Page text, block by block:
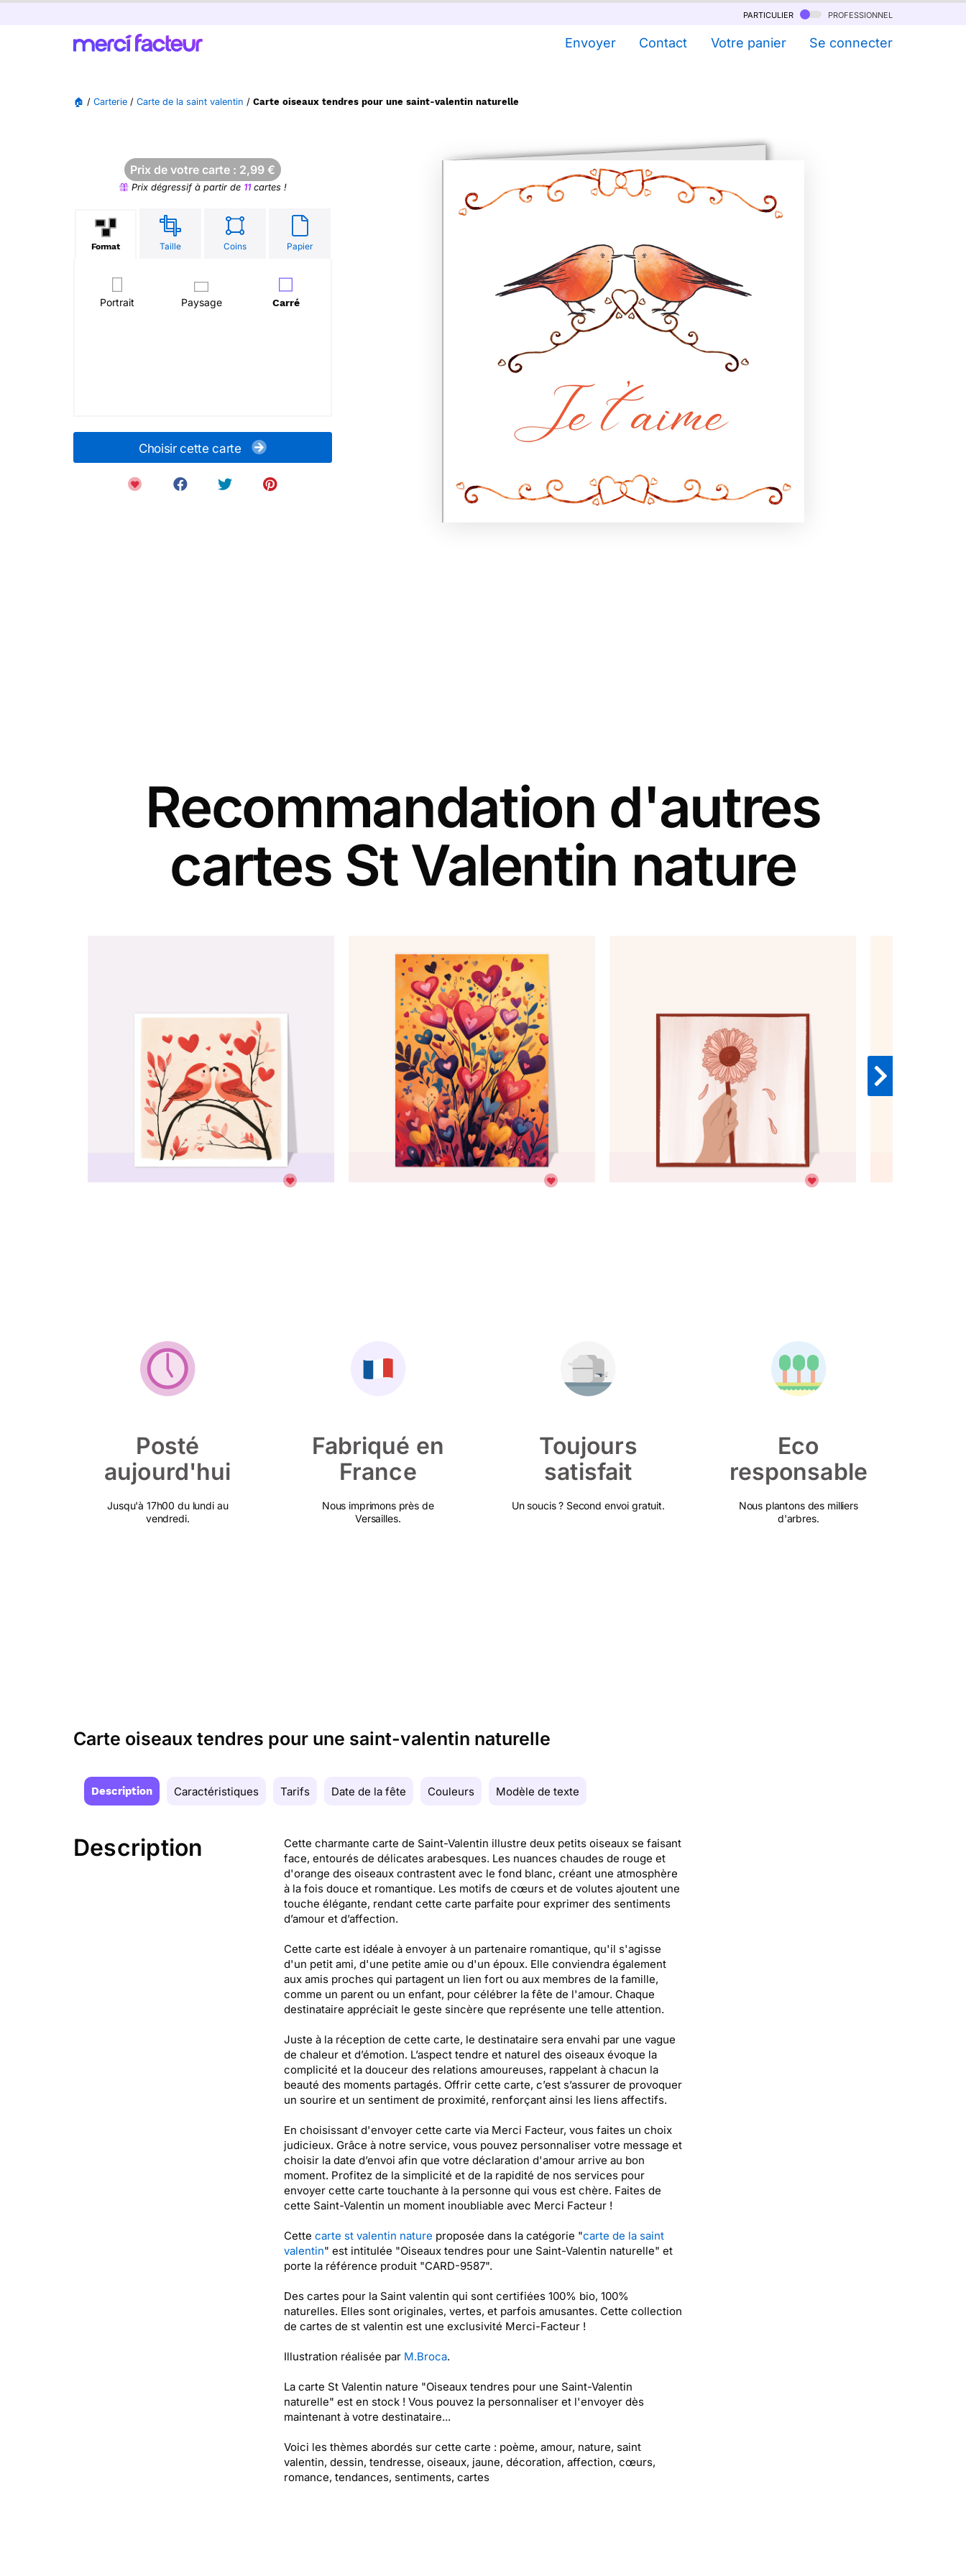
particulier professionnel
Envoyer Contact Votre panier Se connecter
🏠 / Carterie / Carte de la saint valentin / Carte oiseaux tendres pour une saint-valentin naturelle
Prix de votre carte : 2,99 €
Prix dégressif à partir de 11cartes !
Format Taille Coins Papier
Portrait Paysage Carré
Choisir cette carte
Recommandation d'autres
cartes St Valentin nature
Posté
aujourd'hui
Jusqu'à 17h00 du lundi au
vendredi.
Fabriqué en
France
Nous imprimons près de
Versailles.
Toujours
satisfait
Un soucis ? Second envoi gratuit.
Eco
responsable
Nous plantons des milliers
d'arbres.
Carte oiseaux tendres pour une saint-valentin naturelle
Description Caractéristiques Tarifs Date de la fête Couleurs Modèle de texte
Description
Cette charmante carte de Saint-Valentin illustre deux petits oiseaux se faisant
face, entourés de délicates arabesques. Les nuances chaudes de rouge et
d'orange des oiseaux contrastent avec le fond blanc, créant une atmosphère
à la fois douce et romantique. Les motifs de cœurs et de volutes ajoutent une
touche élégante, rendant cette carte parfaite pour exprimer des sentiments
d’amour et d’affection.
Cette carte est idéale à envoyer à un partenaire romantique, qu'il s'agisse
d'un petit ami, d'une petite amie ou d'un époux. Elle conviendra également
aux amis proches qui partagent un lien fort ou aux membres de la famille,
comme un parent ou un enfant, pour célébrer la fête de l'amour. Chaque
destinataire appréciait le geste sincère que représente une telle attention.
Juste à la réception de cette carte, le destinataire sera envahi par une vague
de chaleur et d’émotion. L’aspect tendre et naturel des oiseaux évoque la
complicité et la douceur des relations amoureuses, rappelant à chacun la
beauté des moments partagés. Offrir cette carte, c’est s’assurer de provoquer
un sourire et un sentiment de proximité, renforçant ainsi les liens affectifs.
En choisissant d'envoyer cette carte via Merci Facteur, vous faites un choix
judicieux. Grâce à notre service, vous pouvez personnaliser votre message et
choisir la date d’envoi afin que votre déclaration d'amour arrive au bon
moment. Profitez de la simplicité et de la rapidité de nos services pour
envoyer cette carte touchante à la personne qui vous est chère. Faites de
cette Saint-Valentin un moment inoubliable avec Merci Facteur !
Cette carte st valentin nature proposée dans la catégorie "carte de la saint
valentin" est intitulée "Oiseaux tendres pour une Saint-Valentin naturelle" et
porte la référence produit "CARD-9587".
Des cartes pour la Saint valentin qui sont certifiées 100% bio, 100%
naturelles. Elles sont originales, vertes, et parfois amusantes. Cette collection
de cartes de st valentin est une exclusivité Merci-Facteur !
Illustration réalisée par M.Broca.
La carte St Valentin nature "Oiseaux tendres pour une Saint-Valentin
naturelle" est en stock ! Vous pouvez la personnaliser et l'envoyer dès
maintenant à votre destinataire...
Voici les thèmes abordés sur cette carte : poème, amour, nature, saint
valentin, dessin, tendresse, oiseaux, jaune, décoration, affection, cœurs,
romance, tendances, sentiments, cartes